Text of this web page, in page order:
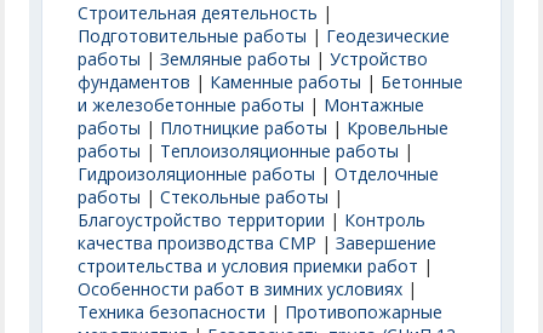
Строительная деятельность |
Подготовительные работы | Геодезические
работы |Земляные работы |Устройство
фундаментов | Каменные работы | Бетонные
и железобетонные работы | Монтажные
работы | Плотницкие работы | Кровельные
работы | Теплоизоляционные работы |
Гидроизоляционные работы |Отделочные
работы |Стекольные работы |
Благоустройство территории | Контроль
качества производства СМР |Завершение
строительства и условия приемки работ |
Особенности работ в зимних условиях |
Техника безопасности | Противопожарные